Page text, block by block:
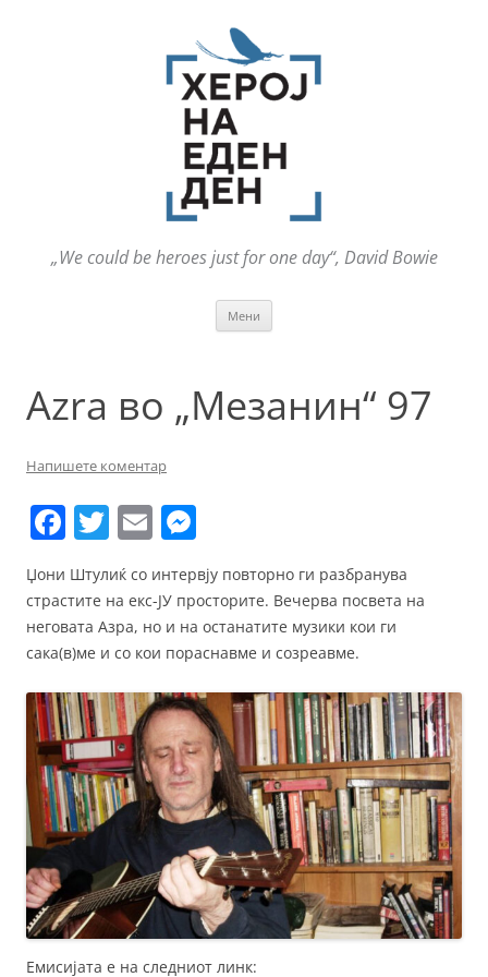
„We could be heroes just for one day“, David Bowie
Мени
Azra во „Мезанин“ 97
Напишете коментар
F
a
c
e
b
o
o
k
T
w
itt
er
E
ai
l
e
ss
e
n
g
er
Џони Штулиќ со интервју повторно ги разбранува
страстите на екс-ЈУ просторите. Вечерва посветa на
неговата Азра, но и на останатите музики кои ги
сака(в)ме и со кои пораснавме и созреавме.
Емисијата е на следниот линк: